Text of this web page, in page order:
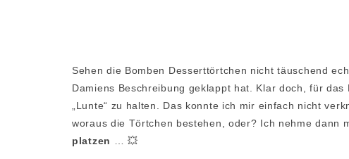
Sehen die Bomben Desserttörtchen nicht täuschend
Damiens Beschreibung geklappt hat. Klar doch, für
„Lunte“ zu halten. Das konnte ich mir einfach nicht
woraus die Törtchen bestehen, oder? Ich nehme dann
platzen
… 💥